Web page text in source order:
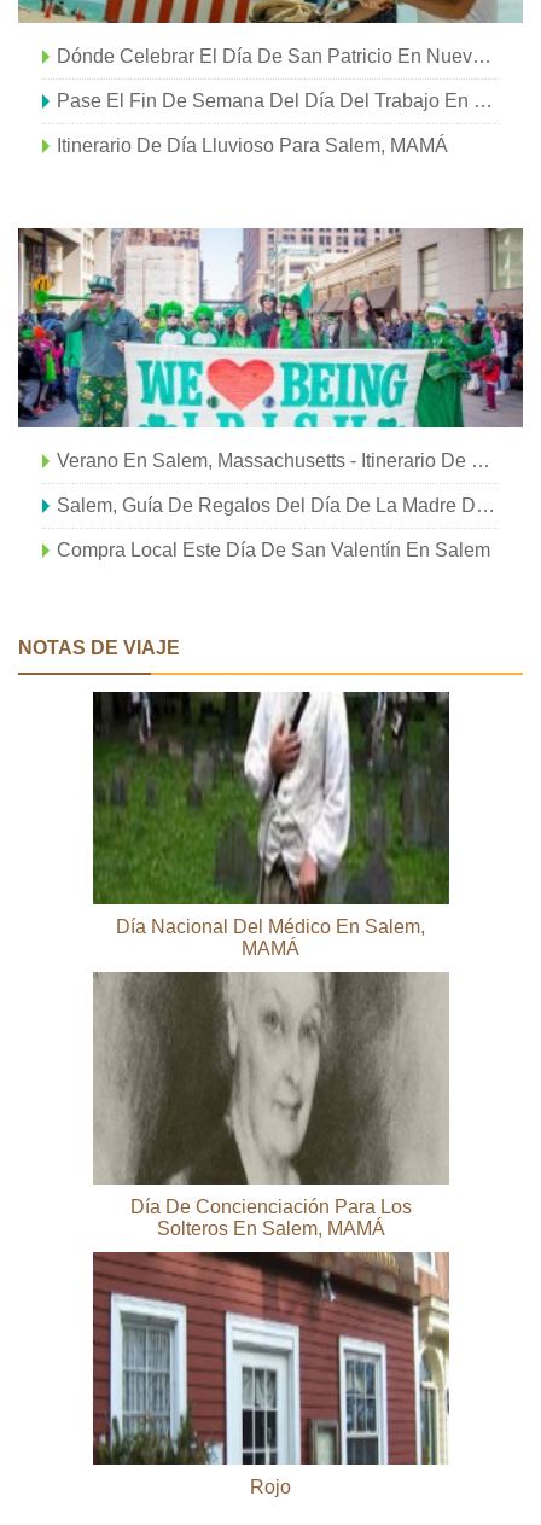
Dónde Celebrar El Día De San Patricio En Nueva York
Pase El Fin De Semana Del Día Del Trabajo En Salem, Massachusetts
Itinerario De Día Lluvioso Para Salem, MAMÁ
Verano En Salem, Massachusetts - Itinerario De Viaje De Un Día
Salem, Guía De Regalos Del Día De La Madre De Massachusetts
Compra Local Este Día De San Valentín En Salem
NOTAS DE VIAJE
Día Nacional Del Médico En Salem,
MAMÁ
Día De Concienciación Para Los
Solteros En Salem, MAMÁ
Rojo